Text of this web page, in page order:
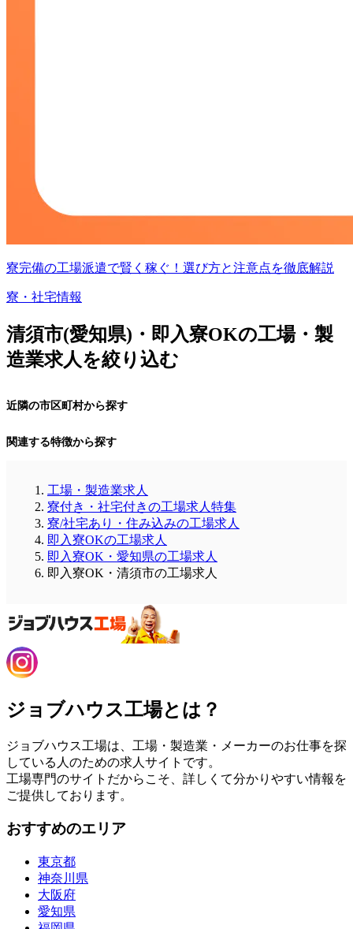
寮完備の工場派遣で賢く稼ぐ！選び方と注意点を徹底解説
寮・社宅情報
清須市(愛知県)・即入寮OKの工場・製
造業求人を絞り込む
近隣の市区町村から探す
関連する特徴から探す
工場・製造業求人
寮付き・社宅付きの工場求人特集
寮/社宅あり・住み込みの工場求人
即入寮OKの工場求人
即入寮OK・愛知県の工場求人
即入寮OK・清須市の工場求人
ジョブハウス工場とは？
ジョブハウス工場は、工場・製造業・メーカーのお仕事を探
している人のための求人サイトです。
工場専門のサイトだからこそ、詳しくて分かりやすい情報を
ご提供しております。
おすすめのエリア
東京都
神奈川県
大阪府
愛知県